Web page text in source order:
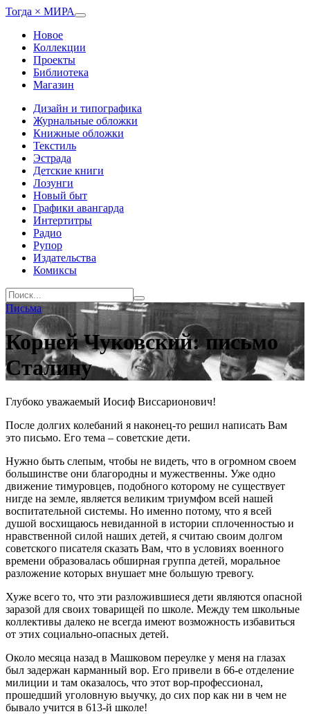
Тогда × МИРА
Новое
Коллекции
Проекты
Библиотека
Магазин
Дизайн и типографика
Журнальные обложки
Книжные обложки
Текстиль
Эстрада
Детские книги
Лозунги
Новый быт
Графики авангарда
Интертитры
Радио
Рупор
Издательства
Комиксы
Письма
Корней Чуковский: письмо
Сталину
Глубоко уважаемый Иосиф Виссарионович!
После долгих колебаний я наконец-то решил написать Вам
это письмо. Его тема – советские дети.
Нужно быть слепым, чтобы не видеть, что в огромном своем
большинстве они благородны и мужественны. Уже одно
движение тимуровцев, подобного которому не существует
нигде на земле, является великим триумфом всей нашей
воспитательной системы. Но именно потому, что я всей
душой восхищаюсь невиданной в истории сплоченностью и
нравственной силой наших детей, я считаю своим долгом
советского писателя сказать Вам, что в условиях военного
времени образовалась обширная группа детей, моральное
разложение которых внушает мне большую тревогу.
Хуже всего то, что эти разложившиеся дети являются опасной
заразой для своих товарищей по школе. Между тем школьные
коллективы далеко не всегда имеют возможность избавиться
от этих социально-опасных детей.
Около месяца назад в Машковом переулке у меня на глазах
был задержан карманный вор. Его привели в 66-е отделение
милиции и там оказалось, что этот вор-профессионал,
прошедший уголовную выучку, до сих пор как ни в чем не
бывало учится в 613-й школе!